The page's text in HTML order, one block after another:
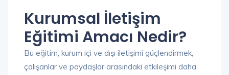
Kurumsal İletişim
Eğitimi Amacı Nedir?
Bu eğitim, kurum içi ve dışı iletişimi güçlendirmek,
çalışanlar ve paydaşlar arasındaki etkileşimi daha